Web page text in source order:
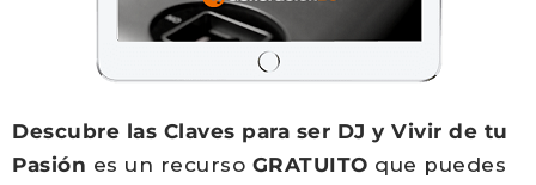
Descubre las Claves para ser DJ y Vivir de tu
Pasión es un recurso GRATUITO que puedes